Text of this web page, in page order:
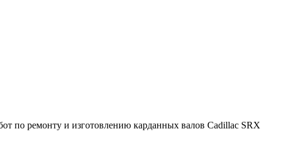
по ремонту и изготовлению карданных валов Cadillac SRX